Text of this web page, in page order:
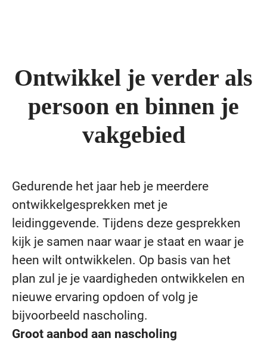
Ontwikkel je verder als
persoon en binnen je
vakgebied
Gedurende het jaar heb je meerdere
ontwikkelgesprekken met je
leidinggevende. Tijdens deze gesprekken
kijk je samen naar waar je staat en waar je
heen wilt ontwikkelen. Op basis van het
plan zul je je vaardigheden ontwikkelen en
nieuwe ervaring opdoen of volg je
bijvoorbeeld nascholing.
Groot aanbod aan nascholing